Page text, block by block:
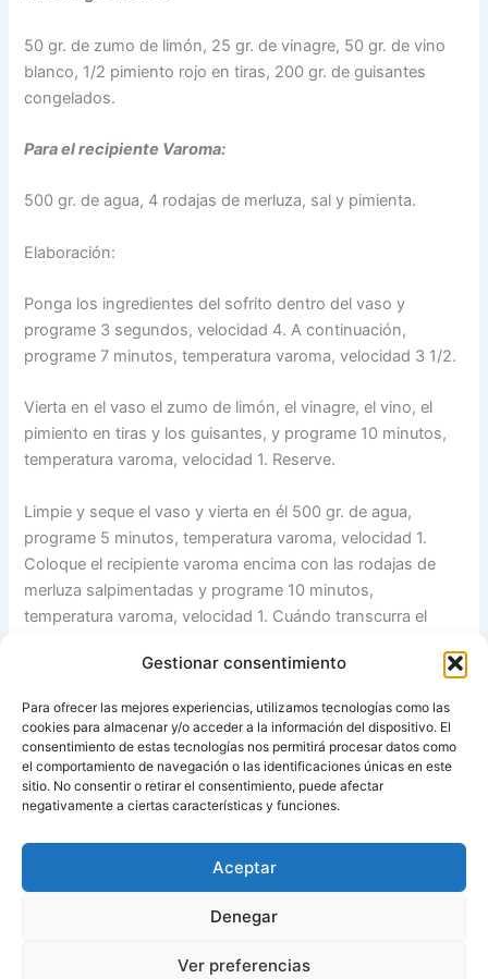
Gestionar consentimiento
Para ofrecer las mejores experiencias, utilizamos tecnologías como las
cookies para almacenar y/o acceder a la información del dispositivo. El
consentimiento de estas tecnologías nos permitirá procesar datos como
el comportamiento de navegación o las identificaciones únicas en este
sitio. No consentir o retirar el consentimiento, puede afectar
negativamente a ciertas características y funciones.
Aceptar
Denegar
Ver preferencias
50 gr. de zumo de limón, 25 gr. de vinagre, 50 gr. de vino
blanco, 1/2 pimiento rojo en tiras, 200 gr. de guisantes
congelados.
Para el recipiente Varoma:
500 gr. de agua, 4 rodajas de merluza, sal y pimienta.
Elaboración:
Ponga los ingredientes del sofrito dentro del vaso y
programe 3 segundos, velocidad 4. A continuación,
programe 7 minutos, temperatura varoma, velocidad 3 1/2.
Vierta en el vaso el zumo de limón, el vinagre, el vino, el
pimiento en tiras y los guisantes, y programe 10 minutos,
temperatura varoma, velocidad 1. Reserve.
Limpie y seque el vaso y vierta en él 500 gr. de agua,
programe 5 minutos, temperatura varoma, velocidad 1.
Coloque el recipiente varoma encima con las rodajas de
merluza salpimentadas y programe 10 minutos,
temperatura varoma, velocidad 1. Cuándo transcurra el
De no ser así, programe unos minutos más.
Coloque la merluza en una fuente y sírvala con la salsa por
enima.
Fuente:Las recetas de Pipi
ANTERIOR SIGUIENTE